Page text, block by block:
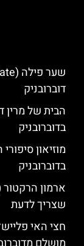
דוברובניק
בדוברובניק
בדוברובניק
שצריך לדעת